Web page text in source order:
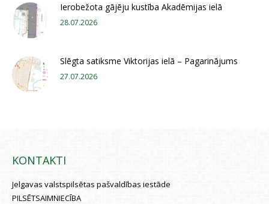
Ierobežota gājēju kustība Akadēmijas ielā
28.07.2026
Slēgta satiksme Viktorijas ielā – Pagarinājums
27.07.2026
KONTAKTI
Jelgavas valstspilsētas pašvaldības iestāde
PILSĒTSAIMNIECĪBA